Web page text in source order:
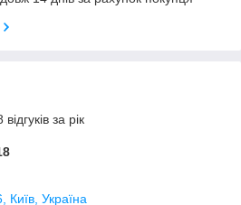
за рік
Київ, Україна